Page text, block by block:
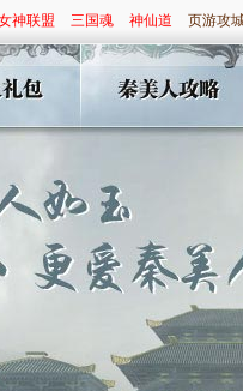
神联盟 三国魂 神仙道 页游攻